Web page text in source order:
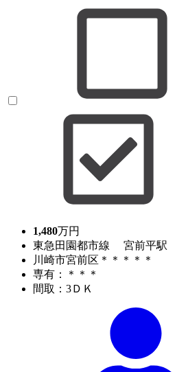
1,480万円
東急田園都市線 宮前平駅
川崎市宮前区＊＊＊＊＊
専有：＊＊＊
間取：3ＤＫ